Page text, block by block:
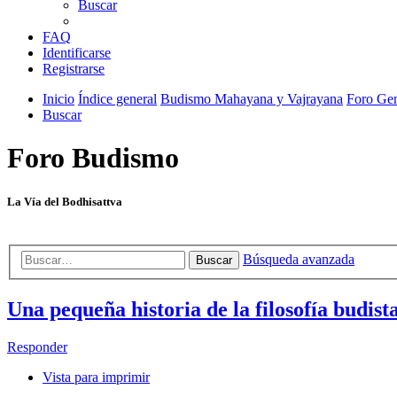
Buscar
FAQ
Identificarse
Registrarse
Inicio Índice general Budismo Mahayana y Vajrayana Foro
Buscar
Foro Budismo
La Vía del Bodhisattva
Buscar Búsqueda avanzada
Una pequeña historia de la filosofía
Responder
Vista para imprimir